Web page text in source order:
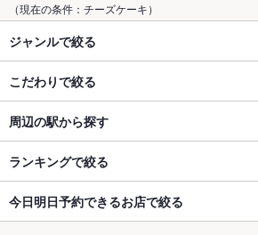
（現在の条件：チーズケーキ）
ジャンルで絞る
こだわりで絞る
周辺の駅から探す
ランキングで絞る
今日明日予約できるお店で絞る